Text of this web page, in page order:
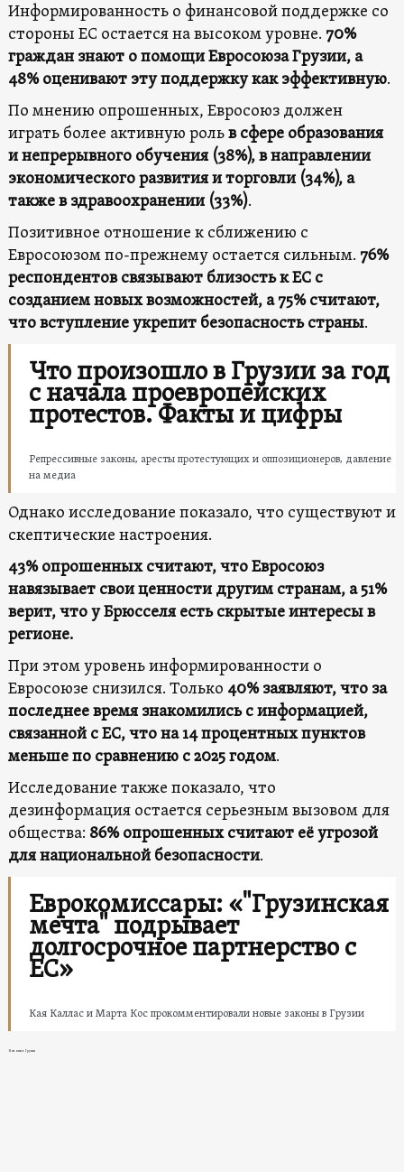
Информированность о финансовой поддержке со
стороны ЕС остается на высоком уровне. 70%
граждан знают о помощи Евросоюза Грузии, а
48% оценивают эту поддержку как эффективную.
По мнению опрошенных, Евросоюз должен
играть более активную рольв сфере образования
и непрерывного обучения (38%), в направлении
экономического развития и торговли (34%), а
также в здравоохранении (33%).
Позитивное отношение к сближению с
Евросоюзом по-прежнему остается сильным. 76%
респондентов связывают близость к ЕС с
созданием новых возможностей, а 75% считают,
что вступление укрепит безопасность страны.
Что произошло в Грузии за год
с начала проевропейских
протестов. Факты и цифры
Репрессивные законы, аресты протестующих и оппозиционеров, давление
на медиа
Однако исследование показало, что существуют и
скептические настроения.
43% опрошенных считают, что Евросоюз
навязывает свои ценности другим странам, а 51%
верит, что у Брюсселя есть скрытые интересы в
регионе.
При этом уровень информированности о
Евросоюзе снизился. Только 40% заявляют, что за
последнее время знакомились с информацией,
связанной с ЕС, что на 14 процентных пунктов
меньше по сравнению с 2025 годом.
Исследование также показало, что
дезинформация остается серьезным вызовом для
общества: 86% опрошенных считают её угрозой
для национальной безопасности.
Еврокомиссары: «"Грузинская
мечта" подрывает
долгосрочное партнерство с
ЕС»
Кая Каллас и Марта Кос прокомментировали новые законы в Грузии
Новости в Грузии